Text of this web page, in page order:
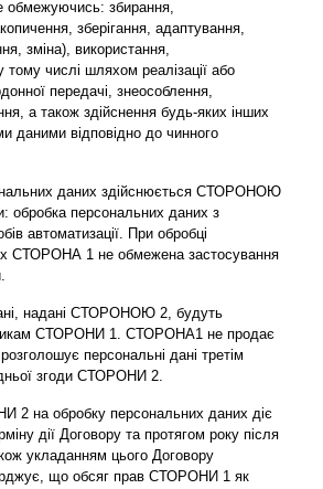
збирання,
зберігання, адаптування,
зміна), використання,
числі шляхом реалізації або
передачі, знеособлення,
а також здійснення будь-яких інших
даними відповідно до чинного
даних здійснюється СТОРОНОЮ
обробка персональних даних з
автоматизації. При обробці
СТОРОНА 1 не обмежена застосування
надані СТОРОНОЮ 2, будуть
СТОРОНИ 1. СТОРОНА1 не продає
персональні дані третім
згоди СТОРОНИ 2.
2 на обробку персональних даних діє
дії Договору та протягом року після
укладанням цього Договору
що обсяг прав СТОРОНИ 1 як